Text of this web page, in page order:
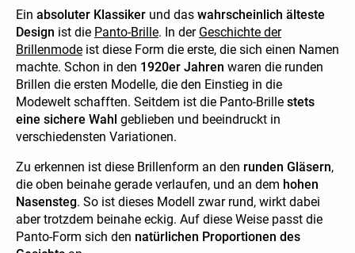
Ein absoluter Klassiker und das wahrscheinlich älteste
Design ist die Panto-Brille. In der Geschichte der
Brillenmode ist diese Form die erste, die sich einen Namen
machte. Schon in den 1920er Jahren waren die runden
Brillen die ersten Modelle, die den Einstieg in die
Modewelt schafften. Seitdem ist die Panto-Brille stets
eine sichere Wahl geblieben und beeindruckt in
verschiedensten Variationen.
Zu erkennen ist diese Brillenform an den runden Gläsern,
die oben beinahe gerade verlaufen, und an dem hohen
Nasensteg. So ist dieses Modell zwar rund, wirkt dabei
aber trotzdem beinahe eckig. Auf diese Weise passt die
Panto-Form sich den natürlichen Proportionen des